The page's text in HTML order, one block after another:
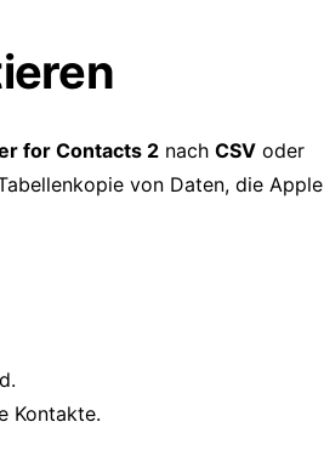
for Contacts 2 nach CSV oder
von Daten, die Apple
Kontakte.